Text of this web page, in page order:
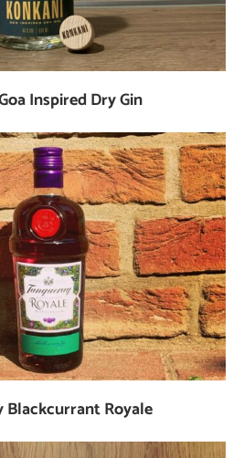
Inspired Dry Gin
Blackcurrant Royale